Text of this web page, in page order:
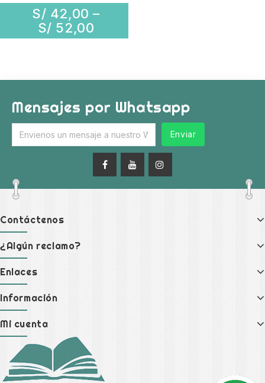
S/ 42,00 –
S/ 52,00
Mensajes por Whatsapp
Enviar
Contáctenos
¿Algún reclamo?
Enlaces
Información
Mi cuenta